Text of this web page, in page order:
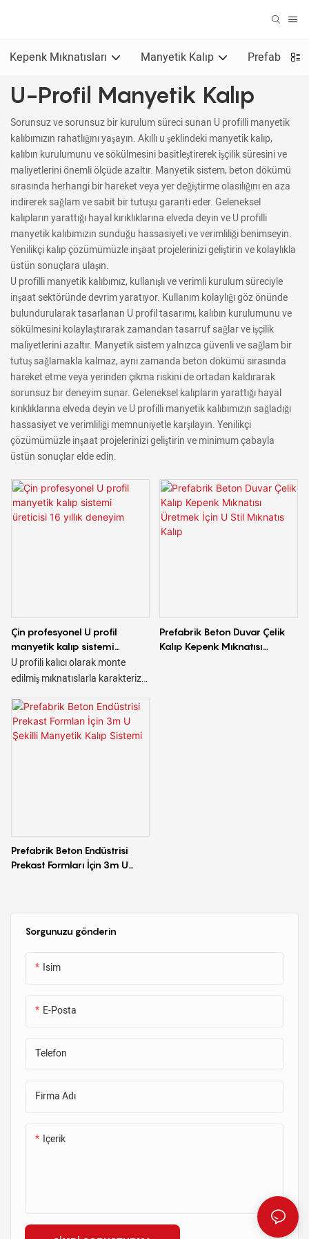
Kepenk Mıknatısları Manyetik Kalıp Prefabrik
U-Profil Manyetik Kalıp
Sorunsuz ve sorunsuz bir kurulum süreci sunan U profilli manyetik
kalıbımızın rahatlığını yaşayın. Akıllı u şeklindeki manyetik kalıp,
kalıbın kurulumunu ve sökülmesini basitleştirerek işçilik süresini ve
maliyetlerini önemli ölçüde azaltır. Manyetik sistem, beton dökümü
sırasında herhangi bir hareket veya yer değiştirme olasılığını en aza
indirerek sağlam ve sabit bir tutuşu garanti eder. Geleneksel
kalıpların yarattığı hayal kırıklıklarına elveda deyin ve U profilli
manyetik kalıbımızın sunduğu hassasiyeti ve verimliliği benimseyin.
Yenilikçi kalıp çözümümüzle inşaat projelerinizi geliştirin ve kolaylıkla
üstün sonuçlara ulaşın.
U profilli manyetik kalıbımız, kullanışlı ve verimli kurulum süreciyle
inşaat sektöründe devrim yaratıyor. Kullanım kolaylığı göz önünde
bulundurularak tasarlanan U profil tasarımı, kalıbın kurulumunu ve
sökülmesini kolaylaştırarak zamandan tasarruf sağlar ve işçilik
maliyetlerini azaltır. Manyetik sistem yalnızca güvenli ve sağlam bir
tutuş sağlamakla kalmaz, aynı zamanda beton dökümü sırasında
hareket etme veya yerinden çıkma riskini de ortadan kaldırarak
sorunsuz bir deneyim sunar. Geleneksel kalıpların yarattığı hayal
kırıklıklarına elveda deyin ve U profilli manyetik kalıbımızın sağladığı
hassasiyet ve verimliliği memnuniyetle karşılayın. Yenilikçi
çözümümüzle inşaat projelerinizi geliştirin ve minimum çabayla
üstün sonuçlar elde edin.
Sorgunuzu gönderin
Isim
E-Posta
Telefon
Firma Adı
Içerik
Çin profesyonel U profil
manyetik kalıp sistemi
üreticisi 16 yıllık deneyim
U profili kalıcı olarak monte
edilmiş mıknatıslarla karakterize
edilir. Mıknatıslar yukarıdan
gelen sert bir basınçla
etkinleştirilir ve bir kolla devre dışı
bırakılır. Tam otomatik
Prefabrik Beton Duvar Çelik
Kalıp Kepenk Mıknatısı
Prefabrik Beton Endüstrisi
Prekast Formları İçin 3m U